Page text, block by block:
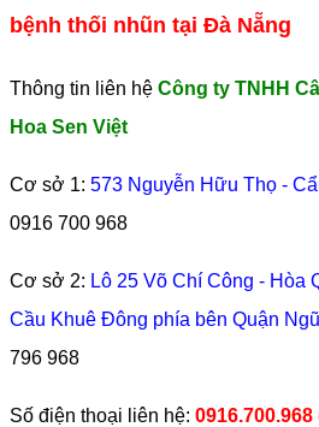
bệnh thối nhũn tại Đà Nẵng
Thông tin liên hệ Công ty TNHH
Hoa Sen Việt
Cơ sở 1: 573 Nguyễn Hữu Thọ -
0916 700 968
Cơ sở 2: Lô 25 Võ Chí Công - Hòa
Cầu Khuê Đông phía bên Quận
796 968
​Số điện thoại liên hệ: